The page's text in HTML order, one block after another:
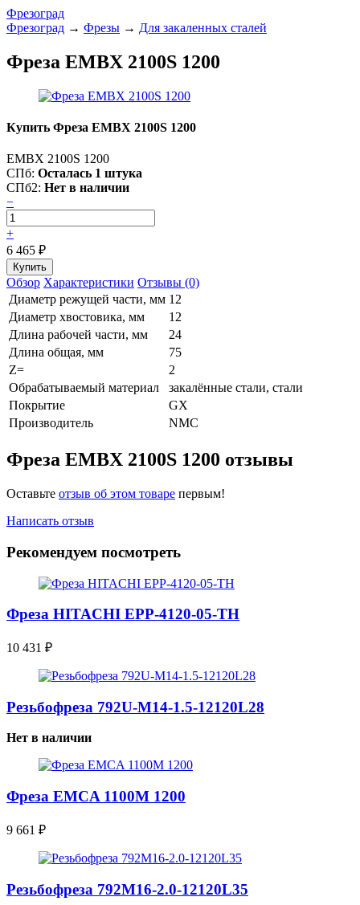
Фрезоград
Фрезоград → Фрезы → Для закаленных сталей
Фреза EMBX 2100S 1200
Купить Фреза EMBX 2100S 1200
EMBX 2100S 1200
СПб: Осталась 1 штука
СПб2: Нет в наличии
−
+
6 465 ₽
Обзор Характеристики Отзывы (0)
Диаметр режущей части, мм 12
Диаметр хвостовика, мм
12
Длина рабочей части, мм
24
Длина общая, мм
75
Z=
2
Обрабатываемый материал
закалённые стали, стали
Покрытие
GX
Производитель
NMC
Фреза EMBX 2100S 1200 отзывы
Оставьте отзыв об этом товаре первым!
Написать отзыв
Рекомендуем посмотреть
Фреза HITACHI EPP-4120-05-TH
10 431 ₽
Резьбофреза 792U-M14-1.5-12120L28
Нет в наличии
Фреза EMCA 1100M 1200
9 661 ₽
Резьбофреза 792M16-2.0-12120L35